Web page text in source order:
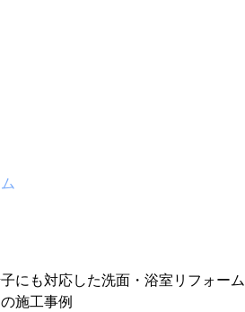
にも対応した洗面・浴室リフォーム
施工事例